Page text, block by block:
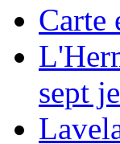
Carte
sept